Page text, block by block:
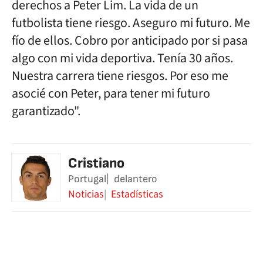
derechos a Peter Lim. La vida de un
futbolista tiene riesgo. Aseguro mi futuro. Me
fío de ellos. Cobro por anticipado por si pasa
algo con mi vida deportiva. Tenía 30 años.
Nuestra carrera tiene riesgos. Por eso me
asocié con Peter, para tener mi futuro
garantizado".
Cristiano
Portugal delantero
Noticias Estadísticas